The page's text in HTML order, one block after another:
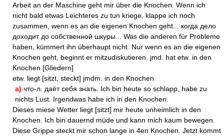
Arbeit an der Maschine geht mir über die Knochen. Wenn ich
nicht bald etwas Leichteres zu tun kriege, klappe ich noch
zusammen, wenn es an die eigenen Knochen geht... когда дело
доходит до собственной шкуры... Was die anderen für Probleme
haben, kümmert ihn überhaupt nicht. Nur wenn es an die eigenen
Knochen geht, beginnt er mitzudiskutieren. jmd. hat etw. in den
Knochen [Gliedern]
etw. liegt [sitzt, steckt] jmdm. in den Knochen
а) что-л. даёт себя знать. Ich bin heute so schlapp, habe zu
nichts Lust. Irgendwas habe ich in den Knochen.
Dieses miese Wetter liegt [sitzt] mir heute unheimlich in den
Knochen. Ich bin dauernd müde und kann mich kaum bewegen.
Diese Grippe steckt mir schon lange in 4en Knochen. Jetzt kommt